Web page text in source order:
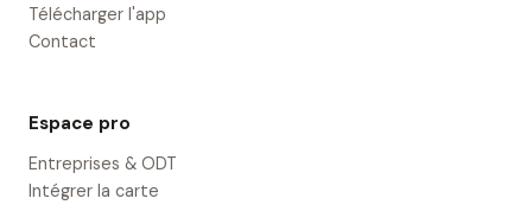
Télécharger l'app
Contact
Espace pro
Entreprises & ODT
Intégrer la carte